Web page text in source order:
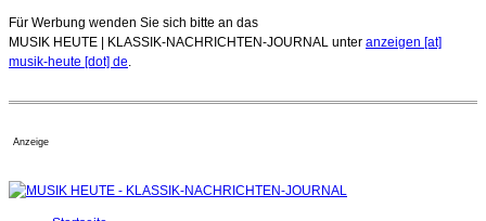
Für Werbung wenden Sie sich bitte an das
MUSIK HEUTE | KLASSIK-NACHRICHTEN-JOURNAL unter anzeigen [at]
musik-heute [dot] de.
Anzeige